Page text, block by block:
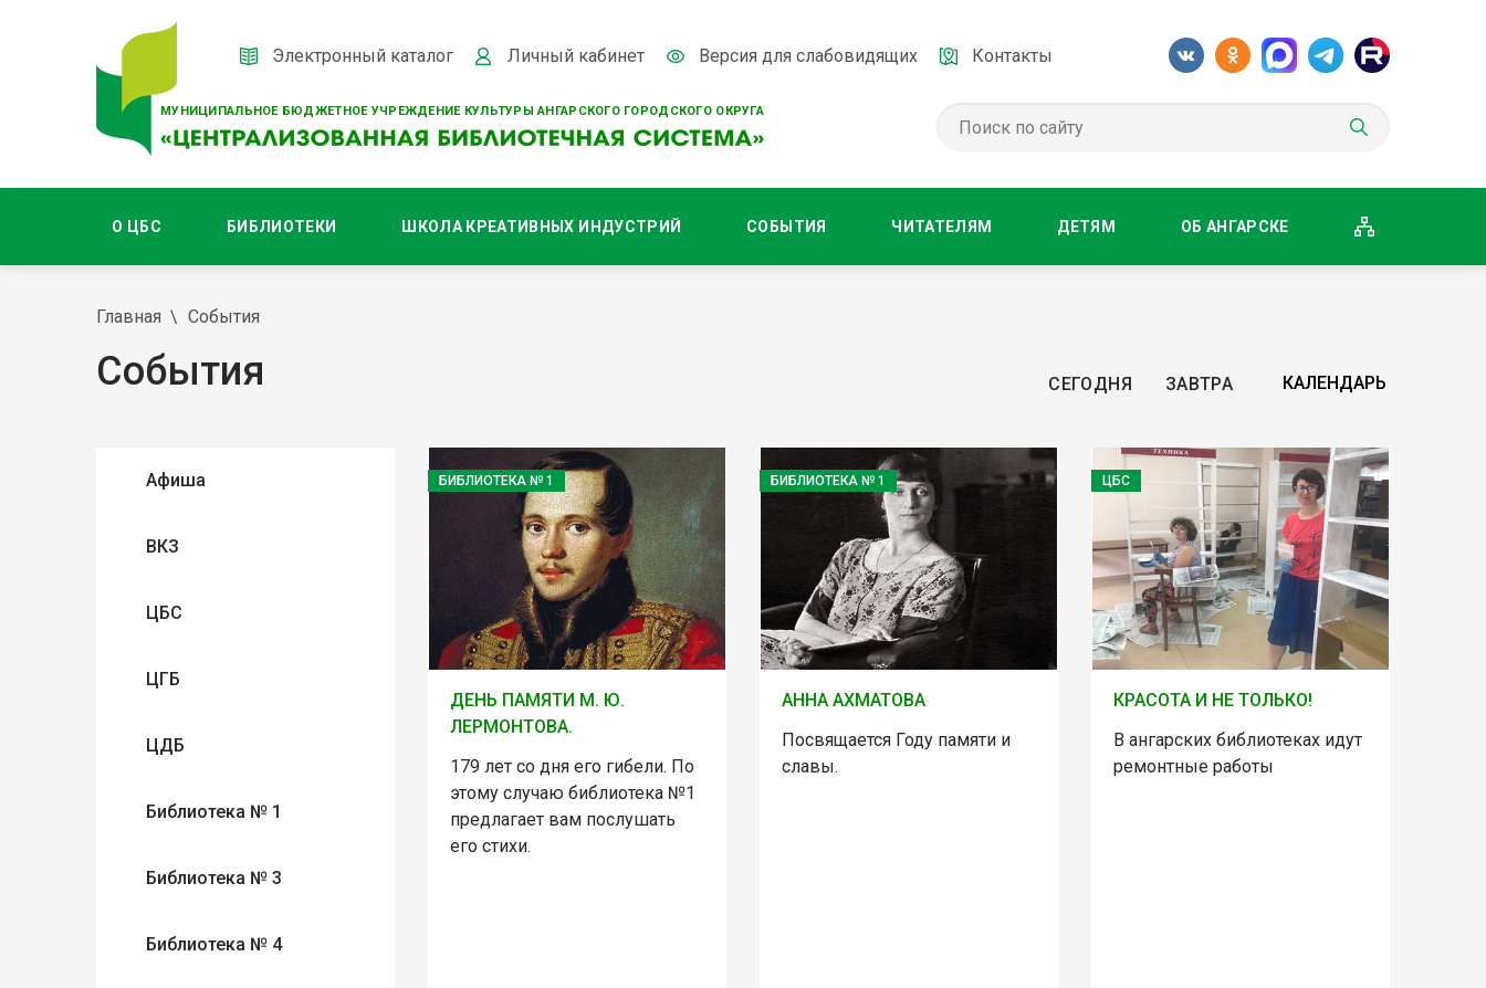
МУНИЦИПАЛЬНОЕ БЮДЖЕТНОЕ УЧРЕЖДЕНИЕ КУЛЬТУРЫ АНГАРСКОГО ГОРОДСКОГО ОКРУГА
Электронный каталог Личный кабинет Версия для слабовидящих Контакты
О ЦБС БИБЛИОТЕКИ ШКОЛА КРЕАТИВНЫХ ИНДУСТРИЙ СОБЫТИЯ ЧИТАТЕЛЯМ ДЕТЯМ ОБ АНГАРСКЕ
Главная События
События СЕГОДНЯ ЗАВТРА
Афиша
ВКЗ
ЦБС
ЦГБ
ЦДБ
Библиотека № 1
Библиотека № 3
Библиотека № 4
БИБЛИОТЕКА № 1
ДЕНЬ ПАМЯТИ М. Ю.
ЛЕРМОНТОВА.
179 лет со дня его гибели. По
этому случаю библиотека №1
предлагает вам послушать
его стихи.
БИБЛИОТЕКА № 1
АННА АХМАТОВА
Посвящается Году памяти и
славы.
ЦБС
КРАСОТА И НЕ ТОЛЬКО!
В ангарских библиотеках идут
ремонтные работы